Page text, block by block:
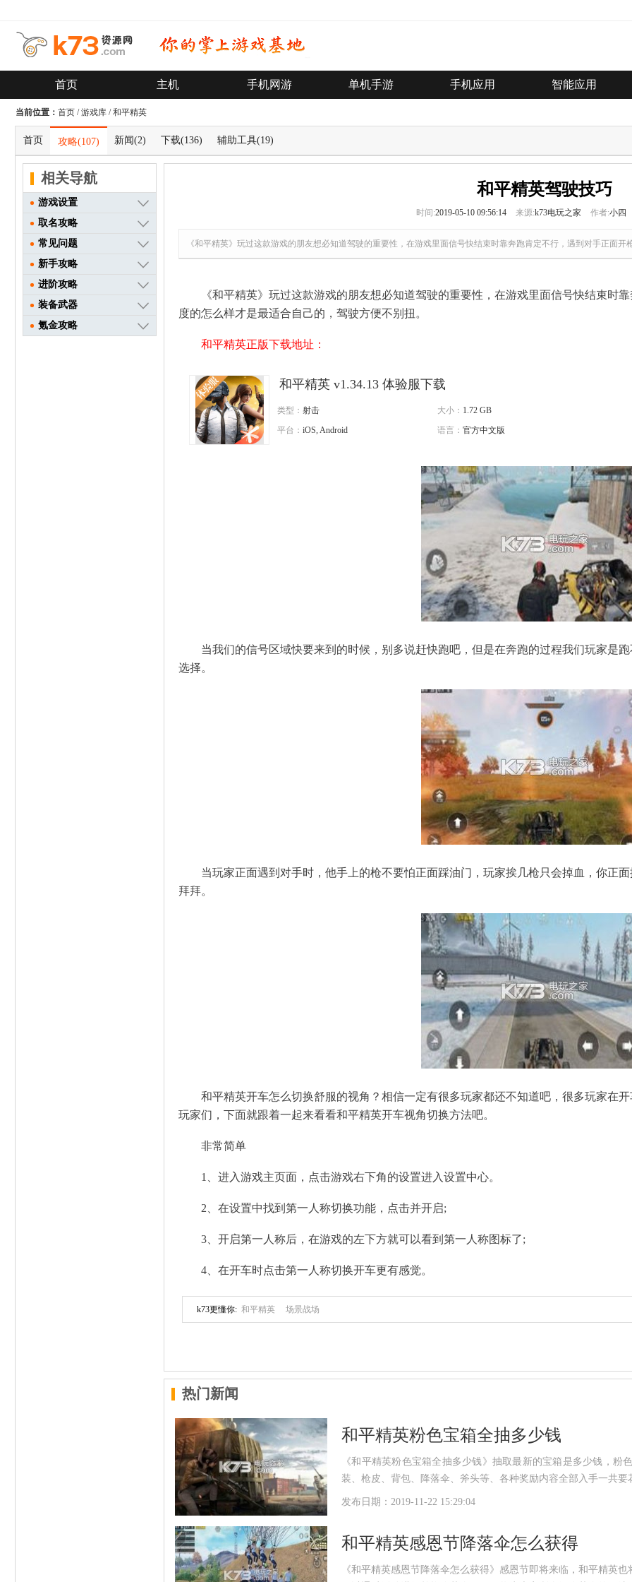
首页 主机 手机网游 单机手游 手机应用 智能应用
当前位置： 首页 /游戏库 /和平精英
首页 攻略(107) 新闻(2) 下载(136) 辅助工具(19)
和平精英驾驶技巧
时间:2019-05-10 09:56:14 来源:k73电玩之家 作者:小四
《和平精英》玩过这款游戏的朋友想必知道驾驶的重要性，在游戏里面信号快结束时靠奔跑肯定不行，遇到对手正面
《和平精英》玩过这款游戏的朋友想必知道驾驶的重要性，在游戏里面信号快结束时
度的怎么样才是最适合自己的，驾驶方便不别扭。
和平精英正版下载地址：
和平精英 v1.34.13 体验服下载
类型： 射击 大小： 1.72 GB
平台： iOS, Android 语言： 官方中文版
当我们的信号区域快要来到的时候，别多说赶快跑吧，但是在奔跑的过程我们玩家是
选择。
当玩家正面遇到对手时，他手上的枪不要怕正面踩油门，玩家挨几枪只会掉血，你正
拜拜。
和平精英开车怎么切换舒服的视角？相信一定有很多玩家都还不知道吧，很多玩家在
玩家们，下面就跟着一起来看看和平精英开车视角切换方法吧。
非常简单
1、进入游戏主页面，点击游戏右下角的设置进入设置中心。
2、在设置中找到第一人称切换功能，点击并开启;
3、开启第一人称后，在游戏的左下方就可以看到第一人称图标了;
4、在开车时点击第一人称切换开车更有感觉。
k73更懂你: 和平精英 场景战场
热门新闻
和平精英粉色宝箱全抽多少钱
《和平精英粉色宝箱全抽多少钱》抽取最新的宝箱是多少钱，
装、枪皮、背包、降落伞、斧头等、各种奖励内容全部入手一共
发布日期：2019-11-22 15:29:04
和平精英感恩节降落伞怎么获得
《和平精英感恩节降落伞怎么获得》感恩节即将来临，和平精英
相关导航
游戏设置
取名攻略
常见问题
新手攻略
进阶攻略
装备武器
氪金攻略